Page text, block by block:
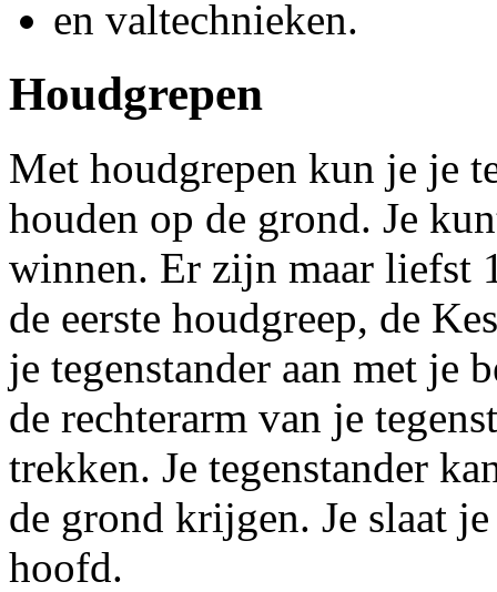
en valtechnieken.
Houdgrepen
Met houdgrepen kun je je
houden op de grond. Je
winnen. Er zijn maar liefst
de eerste houdgreep, de
je tegenstander aan met je
de rechterarm van je
trekken. Je tegenstander
de grond krijgen. Je slaat
hoofd.